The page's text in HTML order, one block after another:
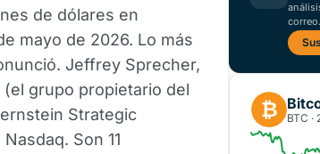
de dólares en
mayo de 2026. Lo más
Jeffrey Sprecher,
(el grupo propietario del
Strategic
Son 11
correo.
₿ BTC ·